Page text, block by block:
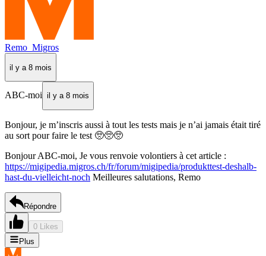
Remo_Migros
il y a 8 mois
ABC-moi il y a 8 mois
Bonjour, je m’inscris aussi à tout les tests mais je n’ai jamais était tiré
au sort pour faire le test 🥺🥺🥺
Bonjour ABC-moi, Je vous renvoie volontiers à cet article :
https://migipedia.migros.ch/fr/forum/migipedia/produkttest-deshalb-
hast-du-vielleicht-noch Meilleures salutations, Remo
Répondre
0 Likes
Plus